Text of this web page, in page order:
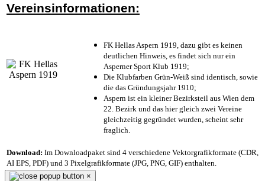
Vereinsinformationen:
FK Hellas Aspern 1919, dazu gibt es keinen
deutlichen Hinweis, es findet sich nur ein
Asperner Sport Klub 1919;
Die Klubfarben Grün-Weiß sind identisch, sowie
die das Gründungsjahr 1910;
Aspern ist ein kleiner Bezirksteil aus Wien dem
22. Bezirk und das hier gleich zwei Vereine
gleichzeitig gegründet wurden, scheint sehr
fraglich.
Download: Im Downloadpaket sind 4 verschiedene Vektorgrafikformate (CDR,
AI EPS, PDF) und 3 Pixelgrafikformate (JPG, PNG, GIF) enthalten.
×